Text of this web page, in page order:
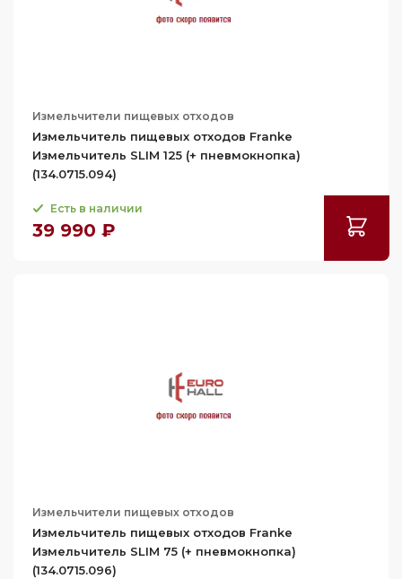
Измельчители пищевых отходов
Измельчитель пищевых отходов Franke
Измельчитель SLIM 125 (+ пневмокнопка)
(134.0715.094)
Есть в наличии
39 990 ₽
Измельчители пищевых отходов
Измельчитель пищевых отходов Franke
Измельчитель SLIM 75 (+ пневмокнопка)
(134.0715.096)